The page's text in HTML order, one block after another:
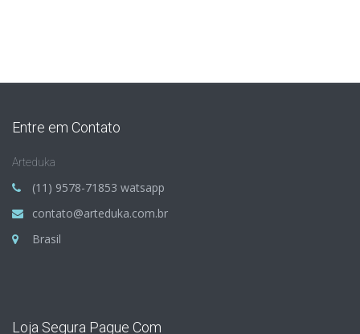
Entre em Contato
Arteduka
(11) 9578-71853 watsapp
contato@arteduka.com.br
Brasil
Loja Segura Pague Com